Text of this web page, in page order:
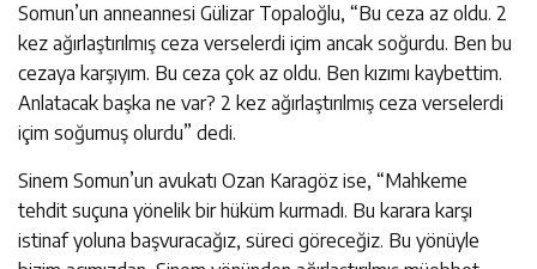
Somun’un anneannesi Gülizar Topaloğlu, “Bu ceza az oldu. 2
kez ağırlaştırılmış ceza verselerdi içim ancak soğurdu. Ben bu
cezaya karşıyım. Bu ceza çok az oldu. Ben kızımı kaybettim.
Anlatacak başka ne var? 2 kez ağırlaştırılmış ceza verselerdi
içim soğumuş olurdu” dedi.
Sinem Somun’un avukatı Ozan Karagöz ise, “Mahkeme
tehdit suçuna yönelik bir hüküm kurmadı. Bu karara karşı
istinaf yoluna başvuracağız, süreci göreceğiz. Bu yönüyle